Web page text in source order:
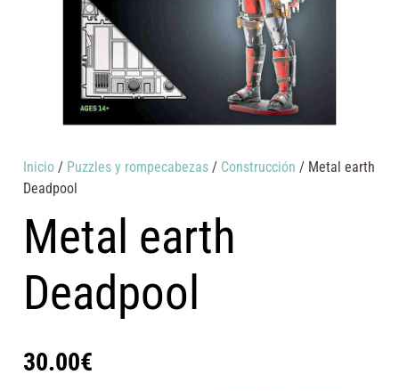
Inicio / Puzzles y rompecabezas / Construcción / Metal earth
Deadpool
Metal earth
Deadpool
30.00€